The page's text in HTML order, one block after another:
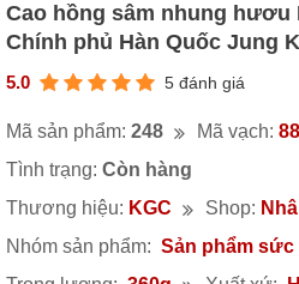
Cao hồng sâm nhung hươu
Chính phủ Hàn Quốc Jung
5.0 5 đánh giá
Mã sản phẩm: 248 Mã vạch:
Tình trạng: Còn hàng
Thương hiệu: KGC Shop:
Nhóm sản phẩm: Sản phẩm sức